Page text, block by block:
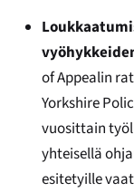
of Appealin
Yorkshire
vuosittain
yhteisellä
esitetyille